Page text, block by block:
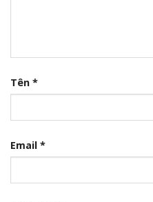
Tên *
Email *